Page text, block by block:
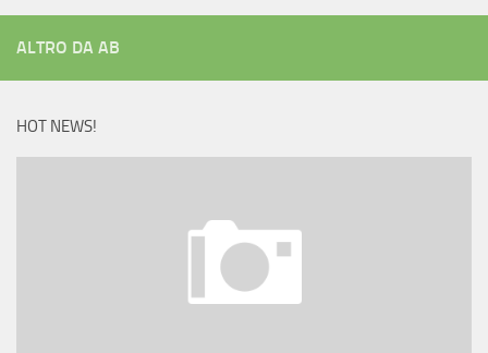
ALTRO DA AB
HOT NEWS!